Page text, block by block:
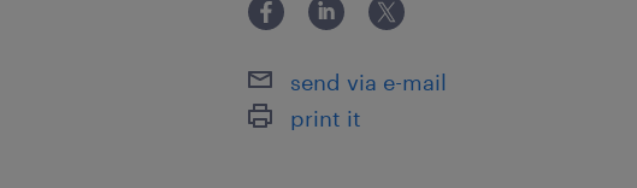
send via e-mail
print it